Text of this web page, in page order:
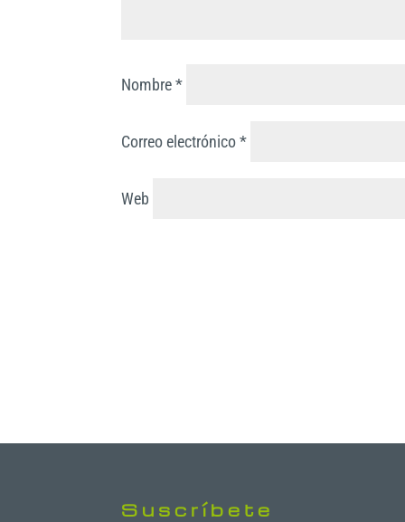
Nombre*
Correo electrónico*
Web
Suscríbete